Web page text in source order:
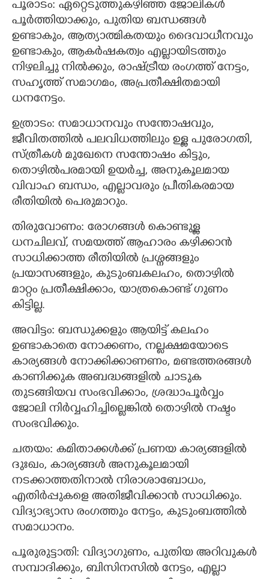
പൂരാടം: ഏറ്റെടുത്തുകഴിഞ്ഞ ജോലികള്‍
പൂര്‍ത്തിയാക്കും, പുതിയ ബന്ധങ്ങള്‍
ഉണ്ടാകും, ആത്യാത്മികതയും ദൈവാധീനവും
ഉണ്ടാകും, ആകര്‍ഷകത്വം എല്ലായിടത്തും
നിഴലിച്ചു നില്‍ക്കും, രാഷ്ട്രീയ രംഗത്ത് നേട്ടം,
സഹൃത്ത് സമാഗമം, അപ്രതീക്ഷിതമായി
ധനനേട്ടം.
ഉത്രാടം:‍ സമാധാനവും സന്തോഷവും,
ജീവിതത്തില്‍ പലവിധത്തിലും ഉള്ള പുരോഗതി,
സ്ത്രീകള്‍ മുഖേനെ സന്തോഷം കിട്ടും,
തൊഴില്‍പരമായി ഉയര്‍ച്ച, അനുകൂലമായ
വിവാഹ ബന്ധം, എല്ലാവരും പ്രീതികരമായ
രീതിയില്‍ പെരുമാറും.
തിരുവോണം: രോഗങ്ങള്‍ കൊണ്ടുള്ള
ധനചിലവ്, സമയത്ത് ആഹാരം കഴിക്കാന്‍
സാധിക്കാത്ത രീതിയില്‍ പ്രശ്നങ്ങളും
പ്രയാസങ്ങളും, കുടുംബകലഹം, തൊഴിൽ
മാറ്റം പ്രതീക്ഷിക്കാം, യാത്രകൊണ്ട് ഗുണം
കിട്ടില്ല.
അവിട്ടം:‍ ബന്ധുക്കളും ആയിട്ട് കലഹം
ഉണ്ടാകാതെ നോക്കണം, നല്ലക്ഷമയോടെ
കാര്യങ്ങള്‍ നോക്കിക്കാണണം, മണ്ടത്തരങ്ങൾ
കാണിക്കുക അബദ്ധങ്ങളില്‍ ചാടുക
തുടങ്ങിയവ സംഭവിക്കാം, ശ്രദ്ധാപൂര്‍വ്വം
ജോലി നിര്‍വ്വഹിച്ചില്ലെങ്കില്‍ തൊഴില്‍ നഷ്ടം
സംഭവിക്കും.
ചതയം: കമിതാക്കൾക്ക് പ്രണയ കാര്യങ്ങളില്‍
ദുഃഖം, കാര്യങ്ങള്‍ അനുകൂലമായി
നടക്കാത്തതിനാല്‍ നിരാശാബോധം,
എതിര്‍പ്പുകളെ അതിജീവിക്കാന്‍ സാധിക്കും.
വിദ്യാഭ്യാസ രംഗത്തും നേട്ടം, കുടുംബത്തില്‍
സമാധാനം.
പൂരുരുട്ടാതി:‍ വിദ്യാഗുണം, പുതിയ അറിവുകള്‍
സമ്പാദിക്കും, ബിസിനസില്‍ നേട്ടം, എല്ലാ
×
Share this link
Copy Link